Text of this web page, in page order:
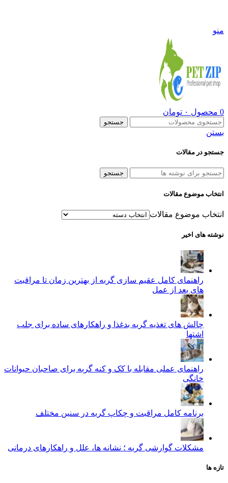
منو
0 محصول ۰ تومان
جستجو
بستن
جستجو در مقالات
جستجو
انتخاب موضوع مقالات
انتخاب موضوع مقالات
نوشته های اخیر
راهنمای کامل عقیم سازی گربه از بهترین زمان تا مراقبت‌
های بعد از عمل
چالش‌ های تغذیه گربه بدغذا و راهکارهای ساده برای جلب
اشتها
راهنمای عملی مقابله با کک و کنه گربه برای صاحبان حیوانات
خانگی
برنامه کامل مراقبت و چکاپ گربه در سنین مختلف
مشکلات گوارشی گربه ؛ نشانه‌ ها، علل و راهکارهای درمانی
تازه ها